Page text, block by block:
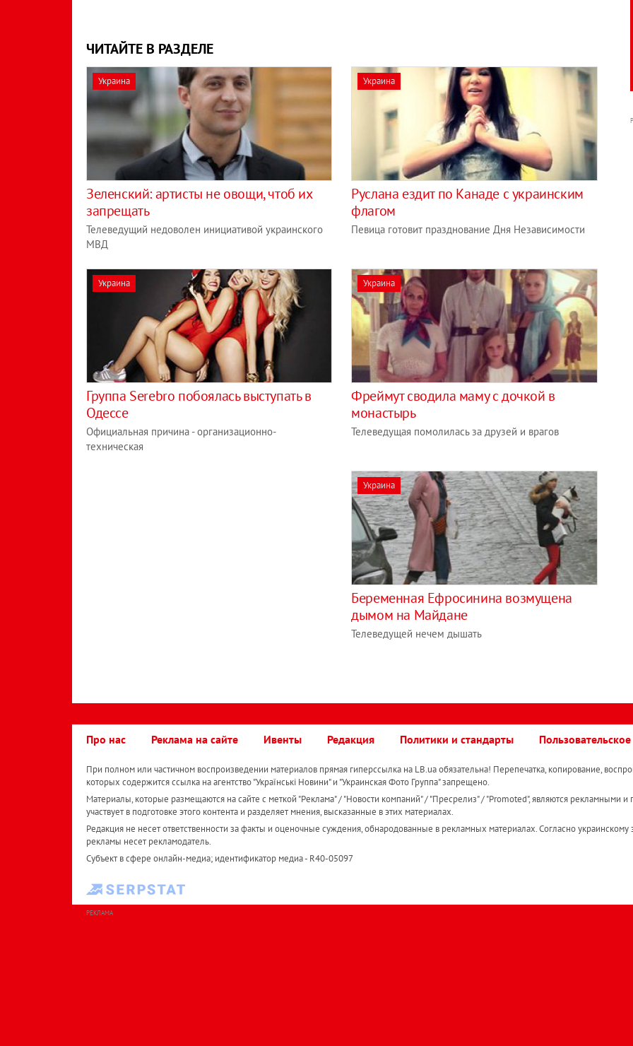
ЧИТАЙТЕ В РАЗДЕЛЕ
Украина
Зеленский: артисты не овощи, чтоб их
запрещать
Телеведущий недоволен инициативой украинского
МВД
Украина
Руслана ездит по Канаде с украинским
флагом
Певица готовит празднование Дня Независимости
Украина
Группа Serebro побоялась выступать в
Одессе
Официальная причина - организационно-
техническая
Украина
Фреймут сводила маму с дочкой в
монастырь
Телеведущая помолилась за друзей и врагов
Украина
Беременная Ефросинина возмущена
дымом на Майдане
Телеведущей нечем дышать
Про нас Реклама на сайте Ивенты Редакция Политики и стандарты
При полном или частичном воспроизведении материалов прямая гиперссылка на LB.ua обязательна! Перепечатка, копирование,
которых содержится ссылка на агентство "Українськi Новини" и "Украинская Фото Группа" запрещено.
Материалы, которые размещаются на сайте с меткой "Реклама" / "Новости компаний" / "Пресрелиз" / "Promoted", являются рекламными и
участвует в подготовке этого контента и разделяет мнения, высказанные в этих материалах.
Редакция не несет ответственности за факты и оценочные суждения, обнародованные в рекламных материалах. Согласно украинскому
рекламы несет рекламодатель.
Субъект в сфере онлайн-медиа; идентификатор медиа - R40-05097
РЕКЛАМА